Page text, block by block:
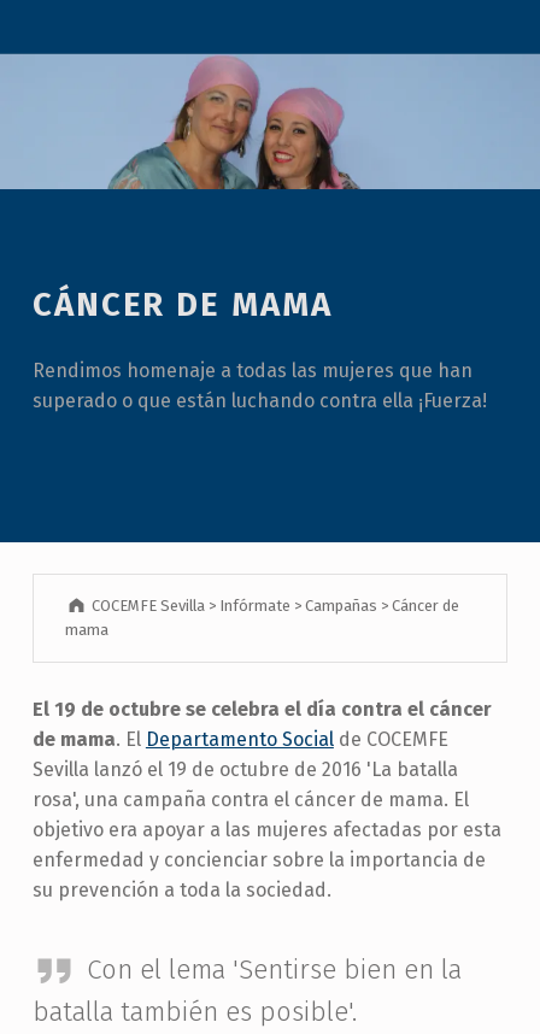
CÁNCER DE MAMA
Rendimos homenaje a todas las mujeres que han
superado o que están luchando contra ella ¡Fuerza!
COCEMFE Sevilla > Infórmate >Campañas >Cáncer de
mama
El 19 de octubre se celebra el día contra el cáncer
de mama. El Departamento Socialde COCEMFE
Sevilla lanzó el 19 de octubre de 2016 'La batalla
rosa', una campaña contra el cáncer de mama. El
objetivo era apoyar a las mujeres afectadas por esta
enfermedad y concienciar sobre la importancia de
su prevención a toda la sociedad.
Con el lema 'Sentirse bien en la
batalla también es posible'.